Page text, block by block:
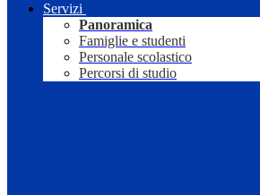
Servizi
Panoramica
Famiglie e studenti
Personale scolastico
Percorsi di studio